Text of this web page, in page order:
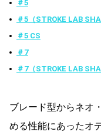
＃5
＃5（STROKE LAB
＃5 CS
＃7
＃7（STROKE LAB
ブレード型からネオ
める性能にあったオ